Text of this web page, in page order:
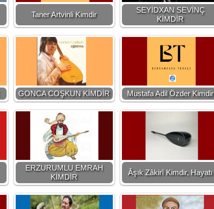
Taner Artvinli Kimdir
SEYİDXAN SEVİNÇ
KİMDİR
GONCA COŞKUN KİMDİR Mustafa Adil Özder Kimdir
ERZURUMLU EMRAH
KİMDİR
Âşık Zâkirî Kimdir, Hayatı